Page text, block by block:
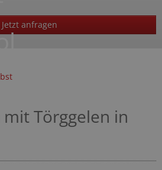
Jetzt anfragen
Törggelen in